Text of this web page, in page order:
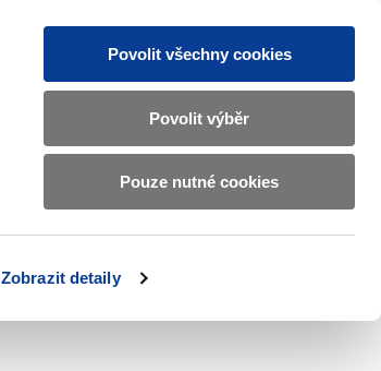
Zobrazit detaily
Povolit všechny cookies
Povolit výběr
Pouze nutné cookies
CZ EN
Základní
informace
o
Ministerstvu
financí
submenu
EU
submenu